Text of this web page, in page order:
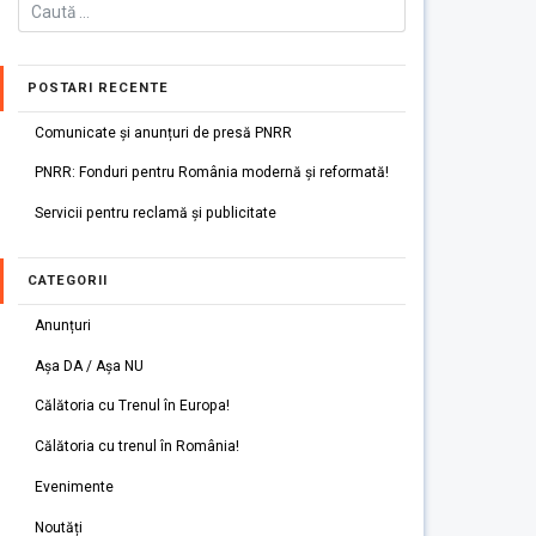
POSTARI RECENTE
Comunicate și anunțuri de presă PNRR
PNRR: Fonduri pentru România modernă și reformată!
Servicii pentru reclamă și publicitate
CATEGORII
Anunțuri
Așa DA / Așa NU
Călătoria cu Trenul în Europa!
Călătoria cu trenul în România!
Evenimente
Noutăți